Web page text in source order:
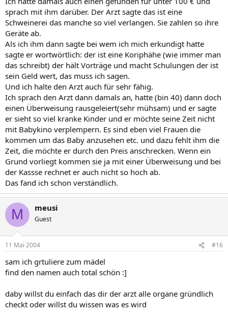
sprach mit ihm darüber. Der Arzt sagte das ist eine
Schweinerei das manche so viel verlangen. Sie zahlen so ihre
Geräte ab.
Als ich ihm dann sagte bei wem ich mich erkundigt hatte
sagte er wortwörtlich: der ist eine Koriphähe (wie immer man
das schreibt) der hält Vorträge und macht Schulungen der ist
sein Geld wert, das muss ich sagen.
Und ich halte den Arzt auch für sehr fähig.
Ich sprach den Arzt dann damals an, hatte (bin 40) dann doch
einen Überweisung rausgeleiert(sehr mühsam) und er sagte
er sieht so viel kranke Kinder und er möchte seine Zeit nicht
mit Babykino verplempern. Es sind eben viel Frauen die
kommen um das Baby anzusehen etc. und dazu fehlt ihm die
Zeit, die möchte er durch den Preis anschrecken. Wenn ein
Grund vorliegt kommen sie ja mit einer Überweisung und bei
der Kassse rechnet er auch nicht so hoch ab.
Das fand ich schon verständlich.
M meusi
Guest
11 Mai 2004 #16
sam ich grtuliere zum mädel
find den namen auch total schön :]
daby willst du einfach das dir der arzt alle organe gründlich
checkt oder willst du wissen was es wird